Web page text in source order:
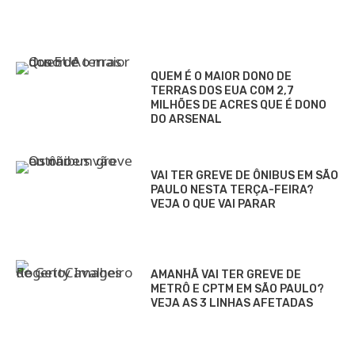
QUEM É O MAIOR DONO DE
TERRAS DOS EUA COM 2,7
MILHÕES DE ACRES QUE É DONO
DO ARSENAL
VAI TER GREVE DE ÔNIBUS EM SÃO
PAULO NESTA TERÇA-FEIRA?
VEJA O QUE VAI PARAR
AMANHÃ VAI TER GREVE DE
METRÔ E CPTM EM SÃO PAULO?
VEJA AS 3 LINHAS AFETADAS